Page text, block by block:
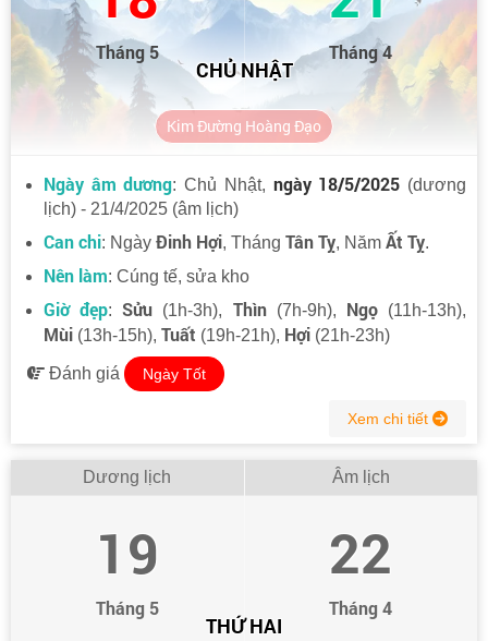
Tháng 5 Tháng 4
CHỦ NHẬT
Kim Đường Hoàng Đạo
Ngày âm dương: Chủ Nhật, ngày 18/5/2025 (dương
lịch) - 21/4/2025 (âm lịch)
Can chi: Ngày Đinh Hợi, Tháng Tân Tỵ, Năm Ất Tỵ.
Nên làm: Cúng tế, sửa kho
Giờ đẹp:Sửu (1h-3h), Thìn(7h-9h), Ngọ(11h-13h),
Mùi (13h-15h), Tuất (19h-21h), Hợi (21h-23h)
Đánh giá Ngày Tốt
Xem chi tiết
Dương lịch
19
Tháng 5
Âm lịch
22
Tháng 4
THỨ HAI